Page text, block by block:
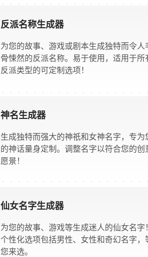
反派名称生成器
为您的故事、游戏或剧本生成独特而令人
骨悚然的反派名称。易于使用，适用于所
反派类型的可定制选项！
神名生成器
生成独特而强大的神祇和女神名字，专为
的神话量身定制。调整名字以符合您的创
愿景！
仙女名字生成器
为您的故事、游戏等生成迷人的仙女名字！
个性化选项包括男性、女性和奇幻名字，
您来选。